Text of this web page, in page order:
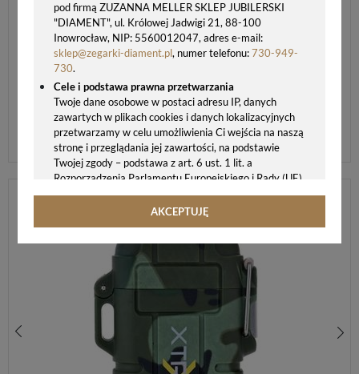
pod firmą ZUZANNA MELLER SKLEP JUBILERSKI
"DIAMENT", ul. Królowej Jadwigi 21, 88-100
Inowrocław, NIP: 5560012047, adres e-mail:
sklep@zegarki-diament.pl, numer telefonu:730-949-
730.
Cele i podstawa prawna przetwarzania
Twoje dane osobowe w postaci adresu IP, danych
zawartych w plikach cookies i danych lokalizacyjnych
przetwarzamy w celu umożliwienia Ci wejścia na naszą
stronę i przeglądania jej zawartości, na podstawie
Twojej zgody – podstawa z art. 6 ust. 1 lit. a
Rozporządzenia Parlamentu Europejskiego i Rady (UE)
2016/679 z 27.04.2016 r. w sprawie ochrony osób
fizycznych w związku z przetwarzaniem danych
rozporządzenie o ochronie danych, tj. RODO).
Odbiorcy danych
Twoje dane osobowe możemy udostępniać
hostingodawcy. Takie podmioty przetwarzają dane na
podstawie umowy z nami i tylko zgodnie z naszymi
poleceniami. Przekazujemy Twoje dane poza teren
Polski/UE/Europejskiego Obszaru Gospodarczego.
Okres przechowywania danych
AKCEPTUJĘ
ZAPALNICZKA ŻAROWA SILVERMATCH DO CYGAR CZARNA
179,00 zł